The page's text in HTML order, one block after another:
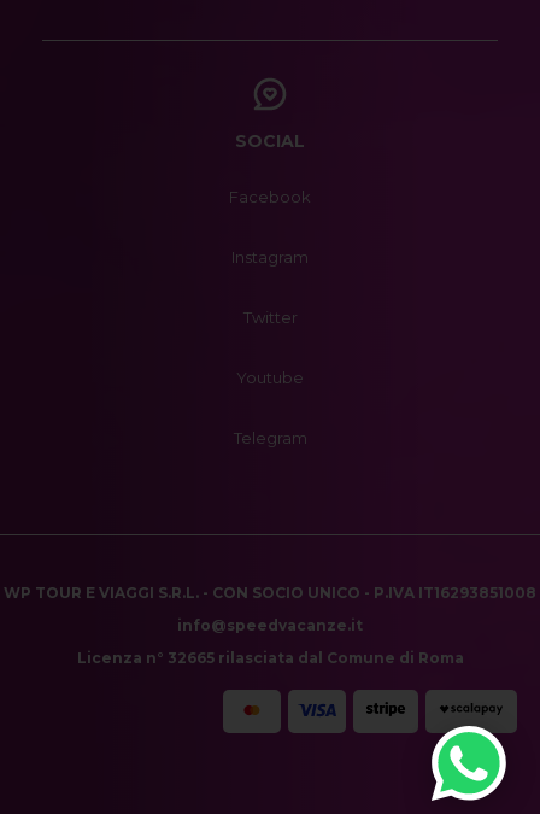
SOCIAL
Facebook
Instagram
Twitter
Youtube
Telegram
WP TOUR E VIAGGI S.R.L. - CON SOCIO UNICO - P.IVA IT16293851008
info@speedvacanze.it
Licenza n° 32665 rilasciata dal Comune di Roma